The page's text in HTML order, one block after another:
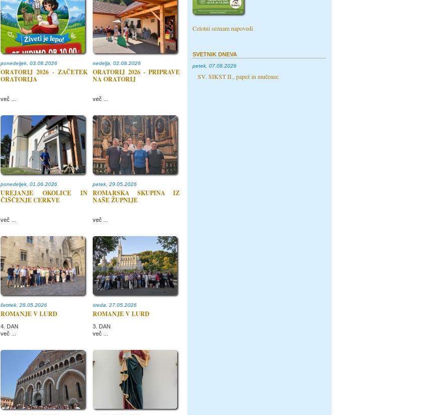
ponedeljek, 03.08.2026
ORATORIJ 2026 - ZAČETEK
ORATORIJA
več ...
nedelja, 02.08.2026
ORATORIJ 2026 - PRIPRAVE
NA ORATORIJ
več ...
ponedeljek, 01.06.2026
UREJANJE OKOLICE IN
ČIŠČENJE CERKVE
več ...
petek, 29.05.2026
ROMARSKA SKUPINA IZ
NAŠE ŽUPNIJE
več ...
četrtek, 28.05.2026
ROMANJE V LURD
4. DAN
več ...
sreda, 27.05.2026
ROMANJE V LURD
3. DAN
več ...
Celotni seznam napovedi
SVETNIK DNEVA
petek, 07.08.2026
SV. SIKST II., papež in mučenec